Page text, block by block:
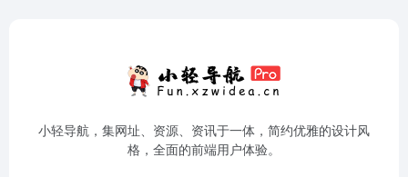
小轻导航，集网址、资源、资讯于一体，简约优雅的设计风
格，全面的前端用户体验。